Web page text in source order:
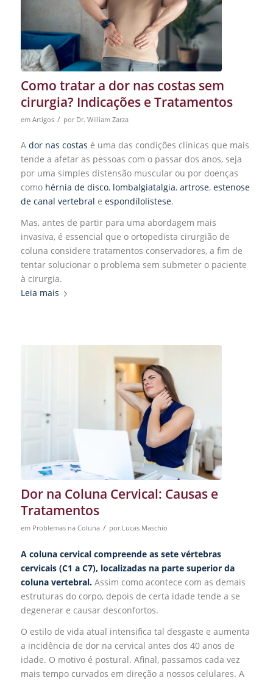
Como tratar a dor nas costas sem
cirurgia? Indicações e Tratamentos
em Artigos / por Dr. William Zarza
A dor nas costas é uma das condições clínicas que mais
tende a afetar as pessoas com o passar dos anos, seja
por uma simples distensão muscular ou por doenças
como hérnia de disco, lombalgiatalgia, artrose, estenose
de canal vertebral e espondilolistese.
Mas, antes de partir para uma abordagem mais
invasiva, é essencial que o ortopedista cirurgião de
coluna considere tratamentos conservadores, a fim de
tentar solucionar o problema sem submeter o paciente
à cirurgia.
Leia mais
Dor na Coluna Cervical: Causas e
Tratamentos
em Problemas na Coluna / por Lucas Maschio
A coluna cervical compreende as sete vértebras
cervicais (C1 a C7), localizadas na parte superior da
coluna vertebral.Assim como acontece com as demais
estruturas do corpo, depois de certa idade tende a se
degenerar e causar desconfortos.
O estilo de vida atual intensifica tal desgaste e aumenta
a incidência de dor na cervical antes dos 40 anos de
idade. O motivo é postural. Afinal, passamos cada vez
mais tempo curvados em direção a nossos celulares. A